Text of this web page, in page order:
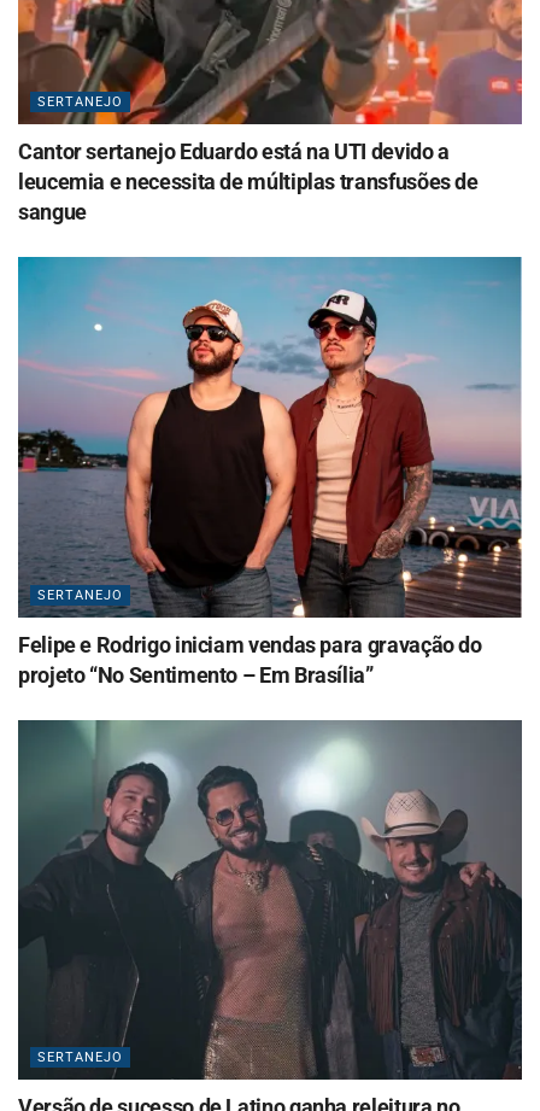
SERTANEJO
Cantor sertanejo Eduardo está na UTI devido a
leucemia e necessita de múltiplas transfusões de
sangue
SERTANEJO
Felipe e Rodrigo iniciam vendas para gravação do
projeto “No Sentimento – Em Brasília”
SERTANEJO